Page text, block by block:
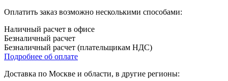
Оплатить заказ возможно несколькими способами:
Наличный расчет в офисе
Безналичный расчет
Безналичный расчет (плательщикам НДС)
Подробнее об оплате
Доставка по Москве и области, в другие регионы: